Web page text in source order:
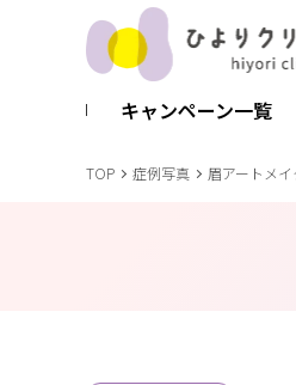
キャンペーン一覧
TOP 症例写真 眉アートメイ